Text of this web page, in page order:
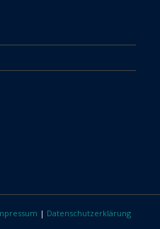
| Datenschutzerklärung